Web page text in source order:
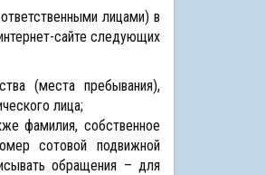
лицами) в
сайте следующих
(места пребывания),
лица;
фамилия, собственное
сотовой подвижной
обращения – для